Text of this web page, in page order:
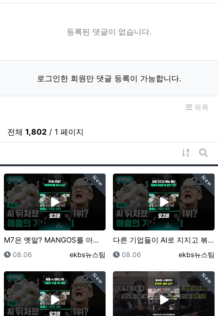
등록된 댓글이 없습니다.
로그인한 회원만 댓글 등록이 가능합니다.
목록
전체 1,802 / 1 페이지
게시물
게
New
M7은 옛말? MANGOS를 아시나요 / 오그랲 / 비…
등록일
08.06 등록자
ekbs뉴스팀
New
다른 기업들이 AI로 지지고 볶는 동안 애플이 은밀하게…
등록일
08.06 등록자
ekbs뉴스팀
New New